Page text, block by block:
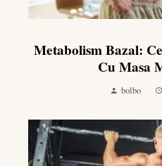
Metabolism Bazal:
Cu Masa
bolbo